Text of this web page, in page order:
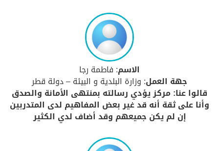
الاسم: فاطمة رجا
جهة العمل: وزارة البلدية و البيئة – دولة قطر
قالوا عنا: مركز يؤدي رسالته بمنتهى الأمانة والصدق
وأنا على ثقة أنه قد غير بعض المفاهيم لدى المتدربين
إن لم يكن جميعهم وقد أضاف لدي الكثير